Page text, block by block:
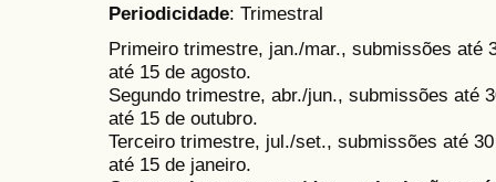
Periodicidade: Trimestral
Primeiro trimestre, jan./mar., submissões até
até 15 de agosto.
Segundo trimestre, abr./jun., submissões até
até 15 de outubro.
Terceiro trimestre, jul./set., submissões até
até 15 de janeiro.